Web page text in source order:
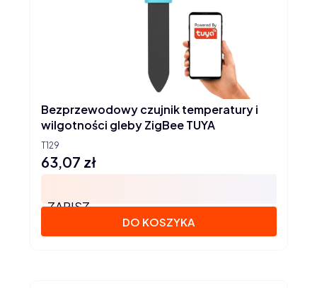
T129
Bezprzewodowy czujnik temperatury i
wilgotności gleby ZigBee TUYA
Cena
63,07 zł
ZAPISZ
DO KOSZYKA